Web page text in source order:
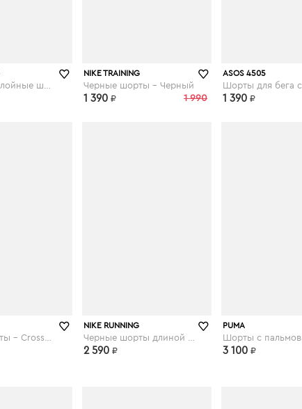
asos.com
NIKE TRAINING
Черные шорты - Черный
1 990
1 390 ₽
ASOS 4505
1 390 ₽
asos.com
NIKE RUNNING
2 590 ₽
PUMA
3 100 ₽